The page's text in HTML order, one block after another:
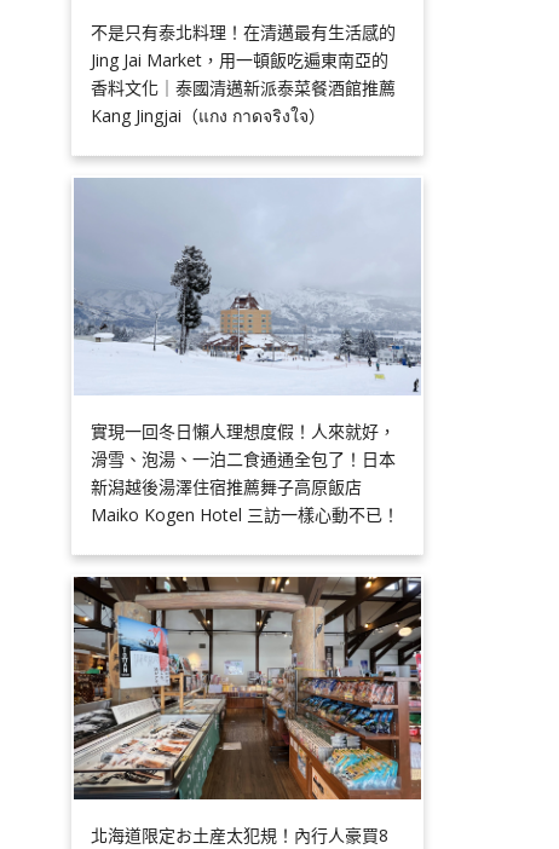
不是只有泰北料理！在清邁最有生活感的
Jing Jai Market，用一頓飯吃遍東南亞的
香料文化｜泰國清邁新派泰菜餐酒館推薦
Kang Jingjai（แกง กาดจริงใจ）
實現一回冬日懶人理想度假！人來就好，
滑雪、泡湯、一泊二食通通全包了！日本
新潟越後湯澤住宿推薦舞子高原飯店
Maiko Kogen Hotel 三訪一樣心動不已！
北海道限定お土産太犯規！內行人豪買8